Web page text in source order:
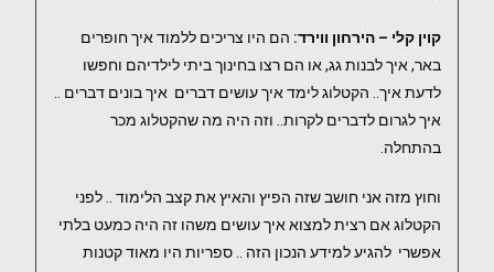
קוין קלי – הירחון ווירד: הם היו צריכים ללמוד איך חופרים
באר, איך לבנות גג, או הם רצו בחינוך ביתי לילדיהם וחפשו
לדעת איך.. הקטלוג לימד איך עושים דברים איך בונים דברים ..
איך לגרום לדברים לקרות.. וזה היה מה שהקטלוג מכר
בהתחלה.
וחוץ מזה אני חושב שזה הפיץ והאיץ את קצב הלימוד .. לפני
הקטלוג אם רצית למצוא איך עושים משהו זה היה כמעט בלתי
אפשרי להגיע למידע הנכון הזה .. ספריות היו מאוד קטנות